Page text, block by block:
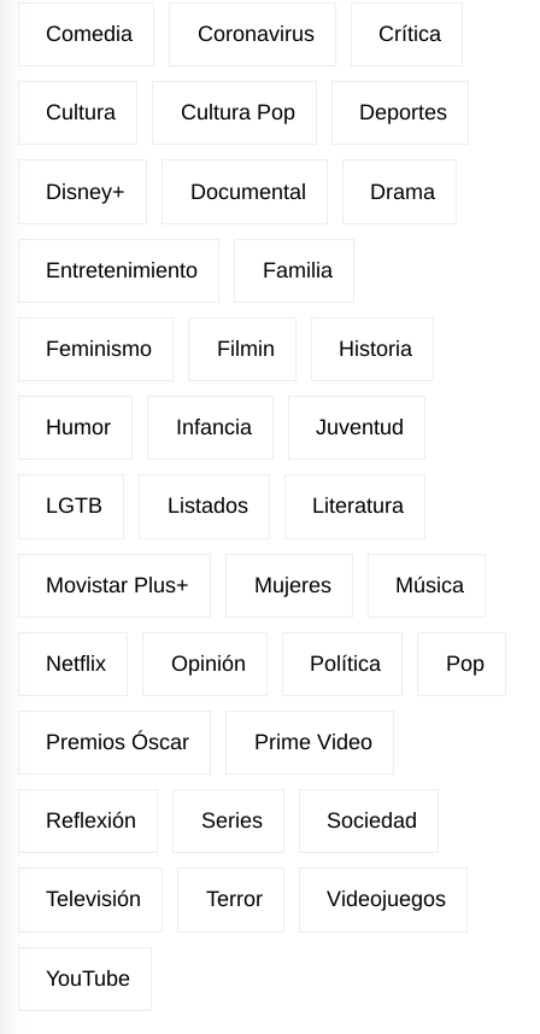
Comedia Coronavirus Crítica
Cultura Cultura Pop Deportes
Disney+ Documental Drama
Entretenimiento Familia
Feminismo Filmin Historia
Humor Infancia Juventud
LGTB Listados Literatura
Movistar Plus+ Mujeres Música
Netflix Opinión Política Pop
Premios Óscar Prime Video
Reflexión Series Sociedad
Televisión Terror Videojuegos
YouTube